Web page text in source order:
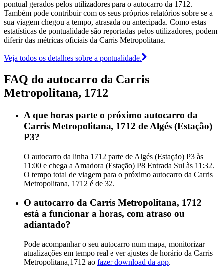
pontual gerados pelos utilizadores para o autocarro da 1712.
Também pode contribuir com os seus próprios relatórios sobre se a
sua viagem chegou a tempo, atrasada ou antecipada. Como estas
estatísticas de pontualidade são reportadas pelos utilizadores, podem
diferir das métricas oficiais da Carris Metropolitana.
Veja todos os detalhes sobre a pontualidade.
FAQ do autocarro da Carris
Metropolitana, 1712
A que horas parte o próximo autocarro da
Carris Metropolitana, 1712 de Algés (Estação)
P3?
O autocarro da linha 1712 parte de Algés (Estação) P3 às
11:00 e chega a Amadora (Estação) P8 Entrada Sul às 11:32.
O tempo total de viagem para o próximo autocarro da Carris
Metropolitana, 1712 é de 32.
O autocarro da Carris Metropolitana, 1712
está a funcionar a horas, com atraso ou
adiantado?
Pode acompanhar o seu autocarro num mapa, monitorizar
atualizações em tempo real e ver ajustes de horário da Carris
Metropolitana,1712 ao fazer download da app.